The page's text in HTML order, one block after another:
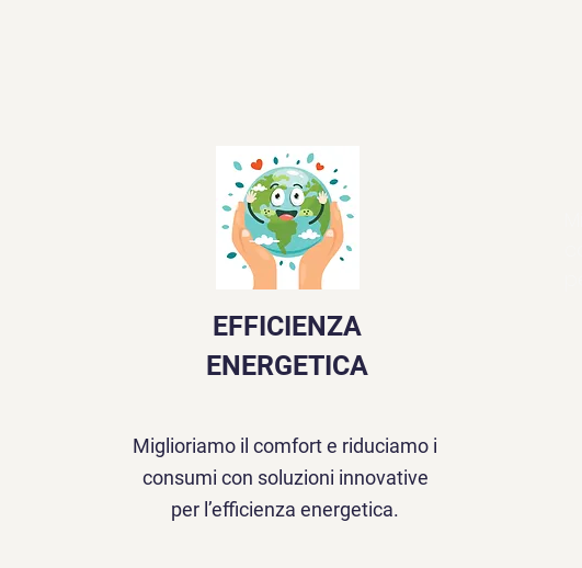
EFFICIENZA
ENERGETICA
Miglioriamo il comfort e riduciamo i
consumi con soluzioni innovative
per l’efficienza energetica.